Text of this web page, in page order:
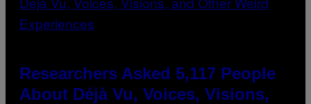
Researchers Asked 5,117 People
About Déjà Vu, Voices, Visions,